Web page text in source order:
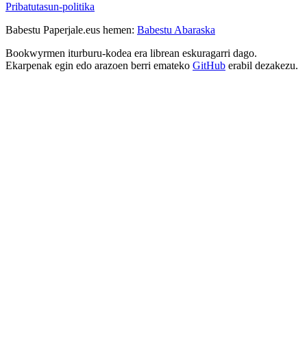
Pribatutasun-politika
Babestu Paperjale.eus hemen: Babestu Abaraska
Bookwyrmen iturburu-kodea era librean eskuragarri dago.
Ekarpenak egin edo arazoen berri emateko GitHub erabil dezakezu.